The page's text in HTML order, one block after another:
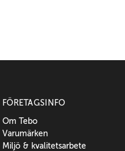
FÖRETAGSINFO
Om Tebo
Varumärken
Miljö & kvalitetsarbete